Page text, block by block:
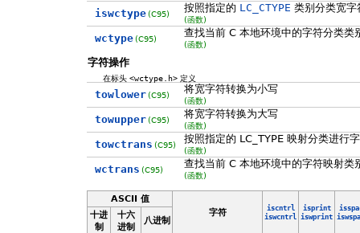
iswctype (C95) 按照指定的 LC_CTYPE 类别分类宽字
(函数)
wctype (C95) 查找当前 C 本地环境中的字符分类类
(函数)
字符操作
在标头<wctype.h> 定义
towlower (C95) 将宽字符转换为小写
(函数)
towupper (C95) 将宽字符转换为大写
(函数)
towctrans (C95) 按照指定的 LC_TYPE 映射分类进行
(函数)
wctrans (C95) 查找当前 C 本地环境中的字符映射类
(函数)
ASCII 值
字符
iscntrl
iswcntrl
isprint
iswprint
十进
制
十六
进制
八进制